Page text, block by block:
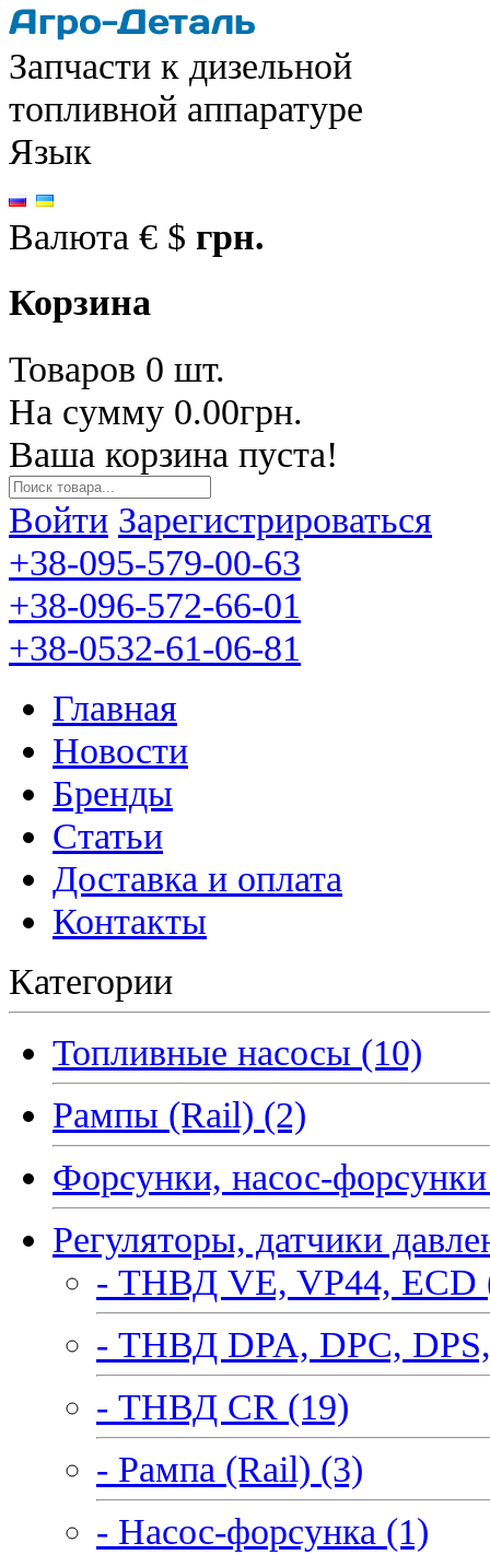
Запчасти к дизельной
топливной аппаратуре
Язык
Валюта € $ грн.
Корзина
Товаров 0 шт.
На сумму 0.00грн.
Ваша корзина пуста!
Войти Зарегистрироваться
+38-095-579-00-63
+38-096-572-66-01
+38-0532-61-06-81
Главная
Новости
Бренды
Статьи
Доставка и оплата
Контакты
Категории
Топливные насосы (10)
Рампы (Rail) (2)
Форсунки, насос-
Регуляторы, датчики
- ТНВД VE, VP44, ECD
- ТНВД DPA, DPC,
- ТНВД CR (19)
- Рампа (Rail) (3)
- Насос-форсунка (1)